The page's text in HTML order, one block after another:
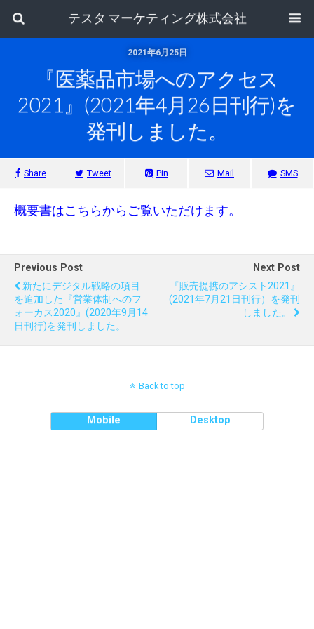
テスタ マーケティング株式会社
2021年6月25日
『医薬品市場へのアクセス
2021』(2021年4月26日刊行)を
発刊しました。
Share Tweet Pin Mail SMS
概要書はこちらからご覧いただけます。
Previous Post
新たにデジタル戦略の項目
を追加した『営業体制へのフ
ォーカス2020』(2020年9月14
日刊行)を発刊しました。
Next Post
『販売提携のアシスト2021』
(2021年7月21日刊行）を発刊
しました。
Back to top
Mobile Desktop